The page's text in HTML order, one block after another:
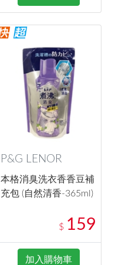
P&G LENOR
本格消臭洗衣香香豆補
充包 (自然清香-365ml)
$ 159
加入購物車